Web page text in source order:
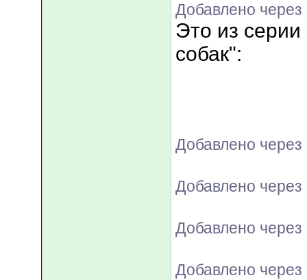
Добавлено
Это из
собак":
Добавлено через
Добавлено через
Добавлено
Добавлено